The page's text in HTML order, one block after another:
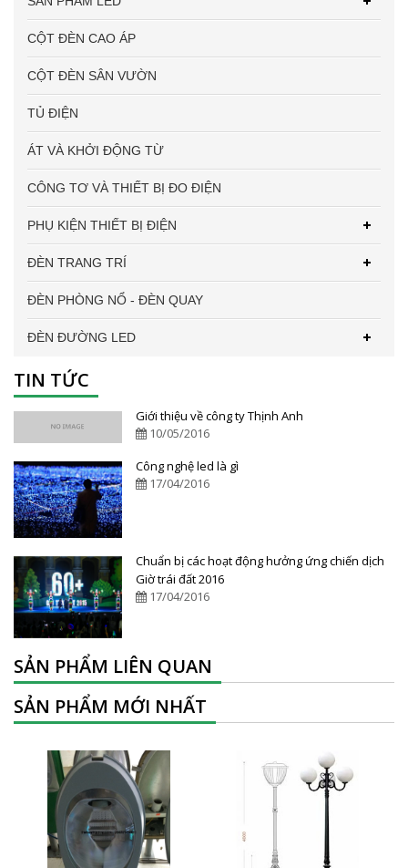
CỘT ĐÈN CAO ÁP
CỘT ĐÈN SÂN VƯỜN
TỦ ĐIỆN
ÁT VÀ KHỞI ĐỘNG TỪ
CÔNG TƠ VÀ THIẾT BỊ ĐO ĐIỆN
PHỤ KIỆN THIẾT BỊ ĐIỆN
ĐÈN TRANG TRÍ
ĐÈN PHÒNG NỔ - ĐÈN QUAY
ĐÈN ĐƯỜNG LED
TIN TỨC
Giới thiệu về công ty Thịnh Anh
10/05/2016
Công nghệ led là gì
17/04/2016
Chuẩn bị các hoạt động hưởng ứng chiến dịch
Giờ trái đất 2016
17/04/2016
SẢN PHẨM LIÊN QUAN
SẢN PHẨM MỚI NHẤT